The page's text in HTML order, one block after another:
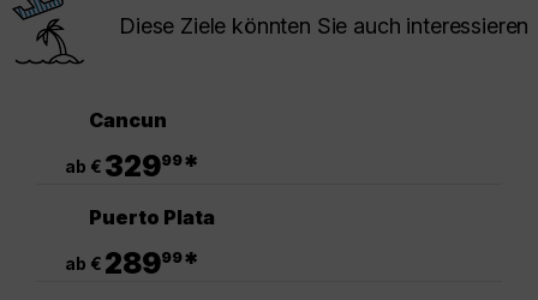
Diese Ziele könnten Sie auch interessieren
Cancun
ab € 32999*
Puerto Plata
ab € 28999*